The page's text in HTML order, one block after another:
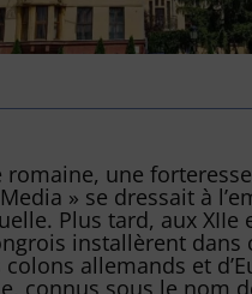
romaine, une
» se dressait à
Plus tard, aux XIIe
installèrent dans
colons allemands et
connus sous le nom